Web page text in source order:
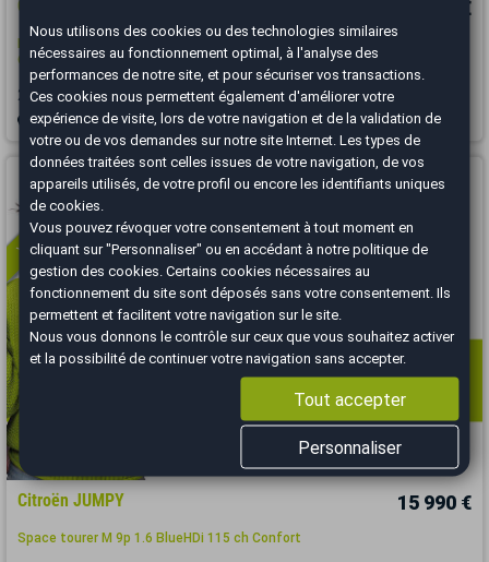
Citroën JUMPY 13 990 €
M 2.0 BlueHDi 180 Business EAT6 / 3 Places / Distribution OK / Caméra /
Carplay
2018 145845 km DIESEL Automatique
Salon-de-Provence - 13330
Vous arrivez trop tard
Citroën JUMPY 15 990 €
Space tourer M 9p 1.6 BlueHDi 115 ch Confort
Nous utilisons des cookies ou des technologies similaires
nécessaires au fonctionnement optimal, à l'analyse des
performances de notre site, et pour sécuriser vos transactions.
Ces cookies nous permettent également d'améliorer votre
expérience de visite, lors de votre navigation et de la validation de
votre ou de vos demandes sur notre site Internet. Les types de
données traitées sont celles issues de votre navigation, de vos
appareils utilisés, de votre profil ou encore les identifiants uniques
de cookies.
Vous pouvez révoquer votre consentement à tout moment en
cliquant sur "Personnaliser" ou en accédant à notrepolitique de
gestion des cookies . Certains cookies nécessaires au
fonctionnement du site sont déposés sans votre consentement. Ils
permettent et facilitent votre navigation sur le site.
Nous vous donnons le contrôle sur ceux que vous souhaitez activer
et la possibilité de continuer votre navigation sans accepter.
Tout accepter
Personnaliser